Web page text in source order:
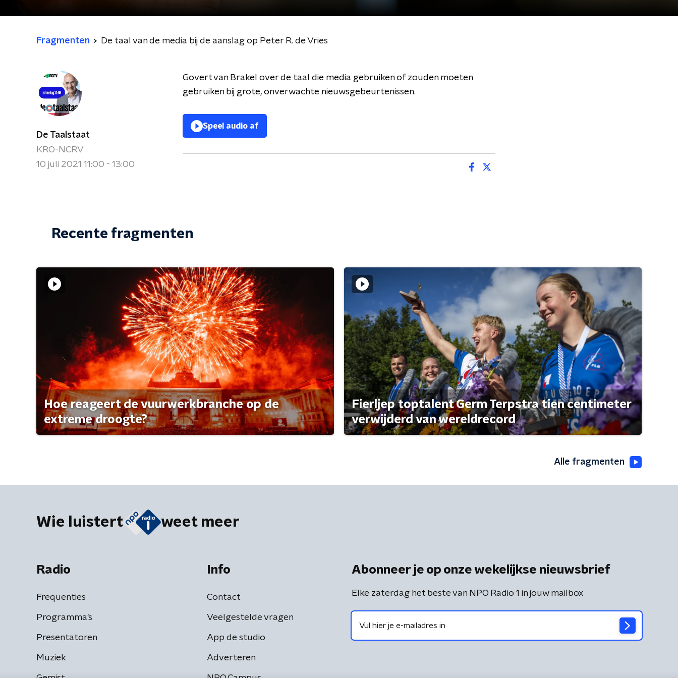
Fragmenten De taal van de media bij de aanslag op Peter R. de Vries
De Taalstaat
KRO-NCRV
10 juli 2021 11:00 - 13:00
Govert van Brakel over de taal die media gebruiken of zouden moeten
gebruiken bij grote, onverwachte nieuwsgebeurtenissen.
Speel audio af
Recente fragmenten
Hoe reageert de vuurwerkbranche op de
extreme droogte?
Fierljep toptalent Germ Terpstra tien centimeter
verwijderd van wereldrecord
Alle fragmenten
Wie luistert weet meer
Radio
Frequenties
Programma's
Presentatoren
Muziek
Info
Contact
Veelgestelde vragen
App de studio
Adverteren
Abonneer je op onze wekelijkse nieuwsbrief
Elke zaterdag het beste van NPO Radio 1 in jouw mailbox